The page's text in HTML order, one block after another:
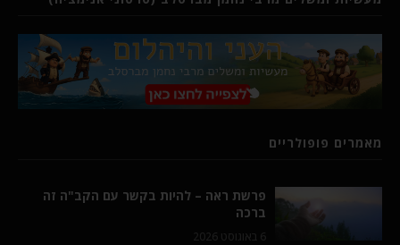
מאמרים פופולריים
פרשת ראה – להיות בקשר עם הקב"ה זה
ברכה
6 באוגוסט 2026